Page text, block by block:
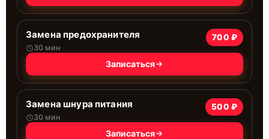
Замена предохранителя
30 мин
700 ₽
Записаться
Замена шнура питания
30 мин
500 ₽
Записаться